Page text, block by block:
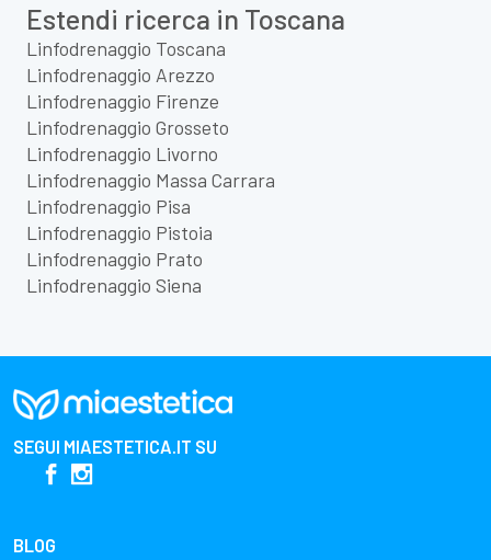
Estendi ricerca in Toscana
Linfodrenaggio Toscana
Linfodrenaggio Arezzo
Linfodrenaggio Firenze
Linfodrenaggio Grosseto
Linfodrenaggio Livorno
Linfodrenaggio Massa Carrara
Linfodrenaggio Pisa
Linfodrenaggio Pistoia
Linfodrenaggio Prato
Linfodrenaggio Siena
SEGUI MIAESTETICA.IT SU
BLOG